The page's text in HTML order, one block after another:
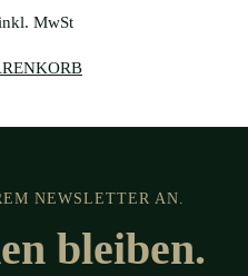
MwSt
NEWSLETTER AN.
bleiben.